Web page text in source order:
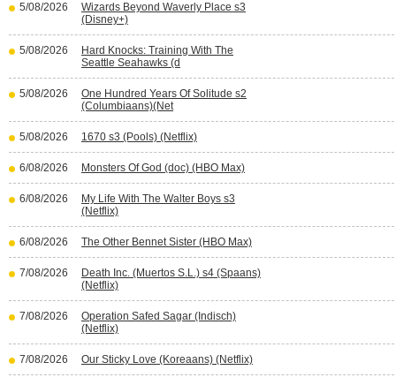
5/08/2026
Wizards Beyond Waverly Place s3
(Disney+)
5/08/2026
Hard Knocks: Training With The
Seattle Seahawks (d
5/08/2026
One Hundred Years Of Solitude s2
(Columbiaans)(Net
5/08/2026 1670 s3 (Pools) (Netflix)
6/08/2026 Monsters Of God (doc) (HBO Max)
6/08/2026
My Life With The Walter Boys s3
(Netflix)
6/08/2026 The Other Bennet Sister (HBO Max)
7/08/2026
Death Inc. (Muertos S.L.) s4 (Spaans)
(Netflix)
7/08/2026
Operation Safed Sagar (Indisch)
(Netflix)
7/08/2026 Our Sticky Love (Koreaans) (Netflix)